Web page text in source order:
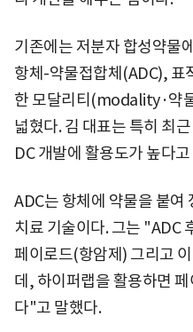
기존에는 저분자 합성약물
항체-약물접합체(ADC),
한 모달리티(modality·약
넓혔다. 김 대표는 특히 최
DC 개발에 활용도가 높다
ADC는 항체에 약물을 붙여
치료 기술이다. 그는 "ADC
페이로드(항암제) 그리고
데, 하이퍼랩을 활용하면
다"고 말했다.